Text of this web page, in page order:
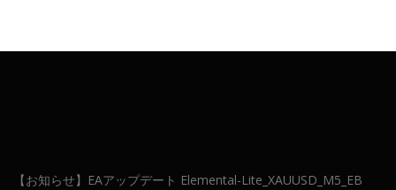
【お知らせ】EAアップデート Elemental-Lite_XAUUSD_M5_EB